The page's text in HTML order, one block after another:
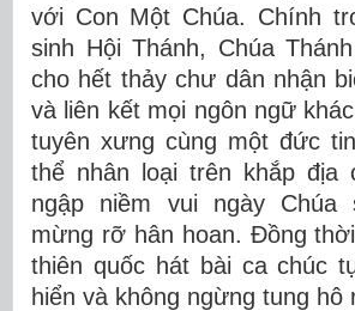
với Con Một Chúa. Chính
sinh Hội Thánh, Chúa
cho hết thảy chư dân nhận
và liên kết mọi ngôn ngữ
tuyên xưng cùng một đức
thể nhân loại trên khắp địa
ngập niềm vui ngày Chúa
mừng rỡ hân hoan. Ðồng
thiên quốc hát bài ca chúc
hiển và không ngừng tung hô